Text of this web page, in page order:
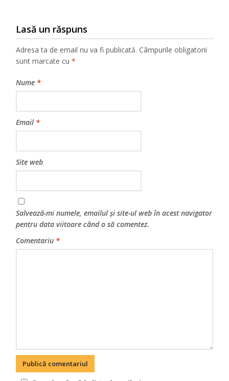
Lasă un răspuns
Adresa ta de email nu va fi publicată. Câmpurile obligatorii
sunt marcate cu*
Nume *
Email *
Site web
Salvează-mi numele, emailul și site-ul web în acest navigator
pentru data viitoare când o să comentez.
Comentariu *